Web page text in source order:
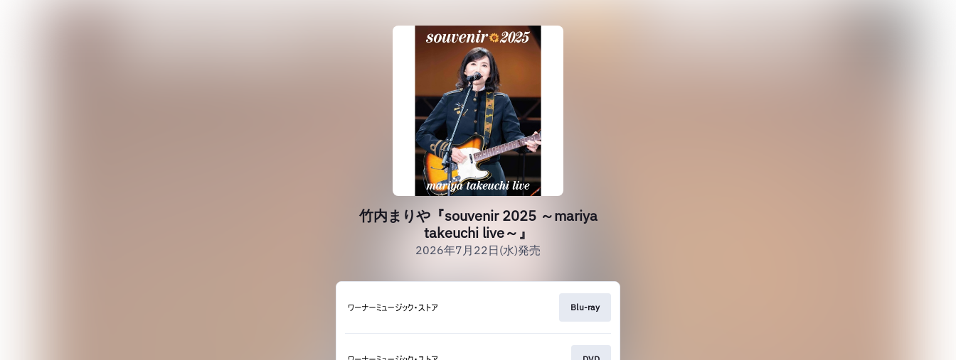
竹内まりや『souvenir 2025 ～mariya
takeuchi live～』
2026年7月22日(水)発売
Blu-ray